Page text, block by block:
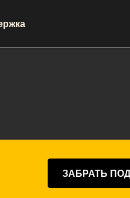
ЗАБРАТЬ